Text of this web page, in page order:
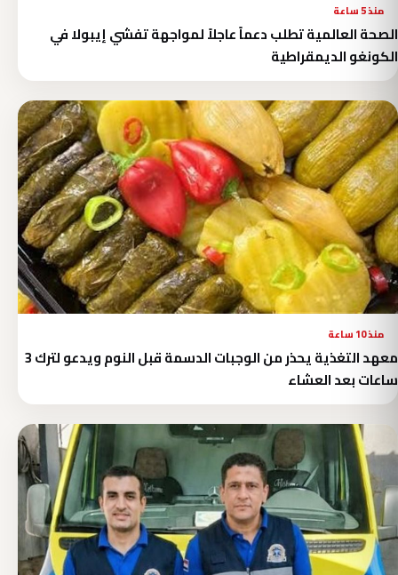
منذ 5 ساعة
الصحة العالمية تطلب دعماً عاجلاً لمواجهة تفشي إيبولا في
الكونغو الديمقراطية
منذ 10 ساعة
معهد التغذية يحذر من الوجبات الدسمة قبل النوم ويدعو لترك 3
ساعات بعد العشاء